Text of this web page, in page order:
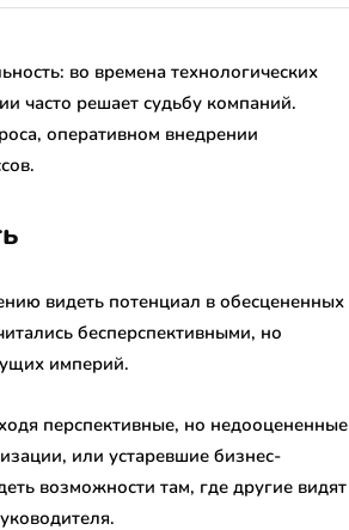
во времена технологических
часто решает судьбу компаний.
оперативном внедрении
видеть потенциал в обесцененных
бесперспективными, но
империй.
перспективные, но недооцененные
или устаревшие бизнес-
возможности там, где другие видят